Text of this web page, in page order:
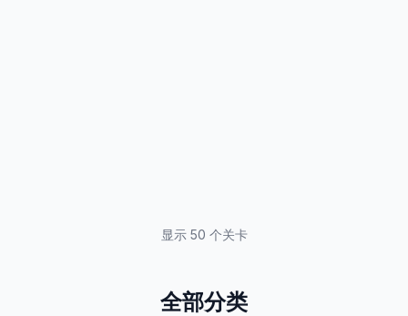
显示 50 个关卡
全部分类